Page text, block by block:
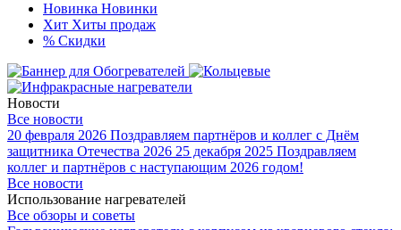
Новинка Новинки
Хит Хиты продаж
% Скидки
Новости
Все новости
20 февраля 2026 Поздравляем партнёров и коллег с Днём
защитника Отечества 2026 25 декабря 2025 Поздравляем
коллег и партнёров с наступающим 2026 годом!
Все новости
Использование нагревателей
Все обзоры и советы